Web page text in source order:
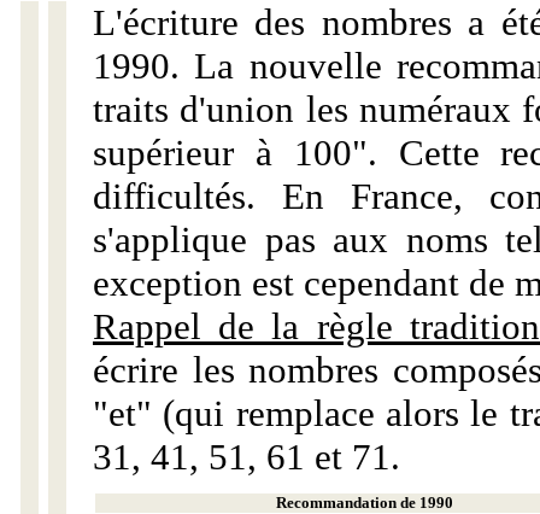
L'écriture des nombres a
1990. La nouvelle
traits d'union les numéraux
supérieur à 100". Cette
difficultés. En France,
s'applique pas aux noms
exception est cependant de
Rappel de la règle
écrire les nombres
"et" (qui remplace alors le
31, 41, 51, 61 et 71.
Recommandation de 1990